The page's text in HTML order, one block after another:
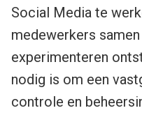
Social Media te
medewerkers
experimenteren
nodig is om een
controle en